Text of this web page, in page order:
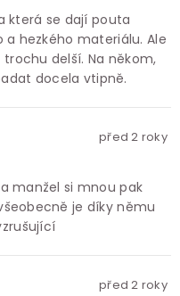
která se dají pouta
a hezkého materiálu. Ale
delší. Na někom,
docela vtipně.
před 2 roky
manžel si mnou pak
je díky němu
před 2 roky